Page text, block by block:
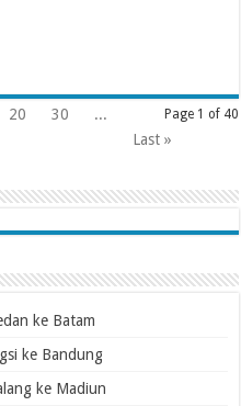
Page 1 of 40
20 30
...
Last »
ke Batam
ke Bandung
ke Madiun